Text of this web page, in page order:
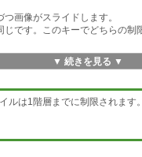
画像がスライドします。
です。このキーでどちらの制
▼ 続きを見る ▼
ルは1階層までに制限されます。